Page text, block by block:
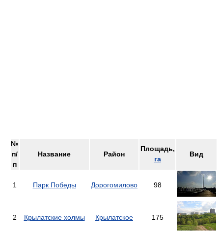
№
п/
п
Название Район
Площадь,
га
Вид
1 Парк Победы Дорогомилово 98
2 Крылатские холмы Крылатское 175